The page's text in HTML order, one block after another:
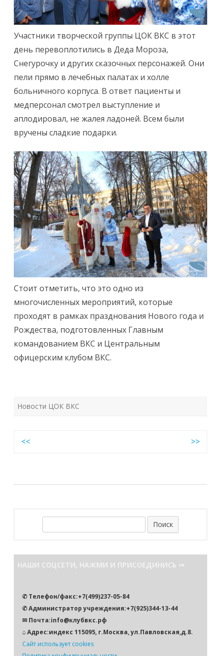
Участники творческой группы ЦОК ВКС в этот
день перевоплотились в Деда Мороза,
Снегурочку и других сказочных персонажей. Они
пели прямо в лечебных палатах и холле
больничного корпуса. В ответ пациенты и
медперсонал смотрел выступление и
аплодировал, не жалея ладоней. Всем были
вручены сладкие подарки.
Стоит отметить, что это одно из
многочисленных мероприятий, которые
проходят в рамках празднования Нового года и
Рождества, подготовленных Главным
командованием ВКС и Центральным
офицерским клубом ВКС.
Новости ЦОК ВКС
Навигация
<< >>
НАШИ СОЦСЕТИ, НАЖМИ И ПРИСОЕДИНИСЬ ⇒
✆ Телефон/факс:+7(499)237-05-84
✆ Администратор учреждения:+7(925)344-13-44
✉ Почта:info@клубвкс.рф
⌂ Адрес:индекс 115095, г.Москва, ул.Павловская,д.8.
Сайт использует cookies